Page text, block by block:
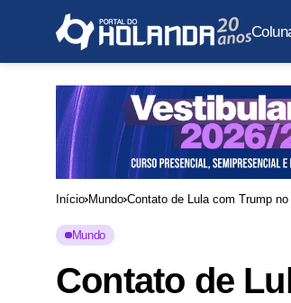
Início Mundo Contato de Lula com Trump
Mundo
Contato de